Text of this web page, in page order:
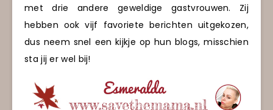
met drie andere geweldige gastvrouwen. Zij
hebben ook vijf favoriete berichten uitgekozen,
dus neem snel een kijkje op hun blogs, misschien
sta jij er wel bij!